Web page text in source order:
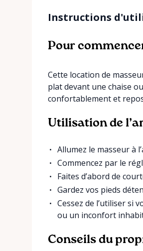
Instructions
Pour
Cette location de
plat devant une chaise
confortablement et
Utilisation de
Allumez le masseur à
Commencez par le
Faites d’abord de
Gardez vos pieds
Cessez de l’utiliser si
ou un inconfort
Conseils du